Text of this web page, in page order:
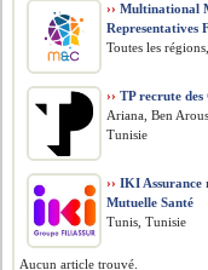
›› Multinational
Representatives
Toutes les
›› TP recrute
Ariana, Ben
Tunisie
›› IKI Assurance
Mutuelle Santé
Tunis, Tunisie
Aucun article trouvé.